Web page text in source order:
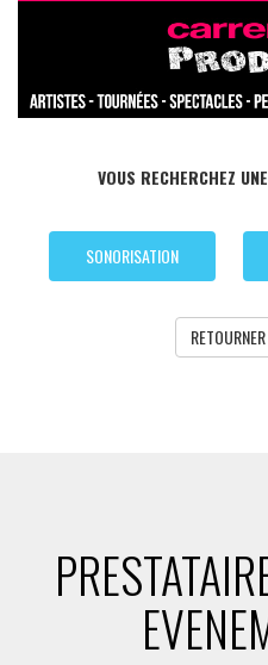
VOUS RECHERCHEZ
SONORISATION